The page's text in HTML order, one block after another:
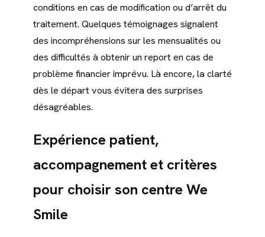
conditions en cas de modification ou d’arrêt du
traitement. Quelques témoignages signalent
des incompréhensions sur les mensualités ou
des difficultés à obtenir un report en cas de
problème financier imprévu. Là encore, la clarté
dès le départ vous évitera des surprises
désagréables.
Expérience patient,
accompagnement et critères
pour choisir son centre We
Smile